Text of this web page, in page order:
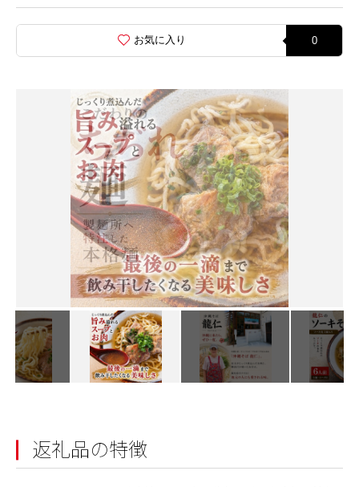
お気に入り 0
返礼品の特徴